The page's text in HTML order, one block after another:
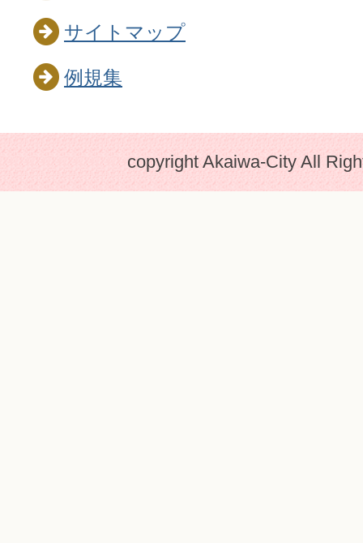
サイトマップ
例規集
copyright Akaiwa-City All